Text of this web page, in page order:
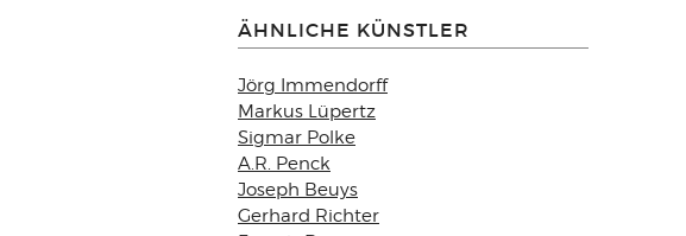
ÄHNLICHE KÜNSTLER
Jörg Immendorff
Markus Lüpertz
Sigmar Polke
A.R. Penck
Joseph Beuys
Gerhard Richter